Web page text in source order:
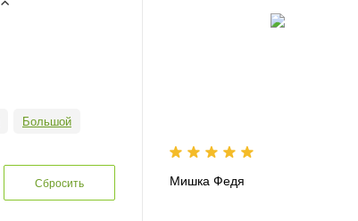
Большой
Мишка Федя